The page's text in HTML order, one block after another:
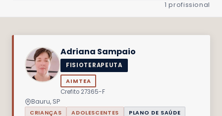
1 profissional
Adriana Sampaio
FISIOTERAPEUTA
AIMTEA
Crefito 27365-F
Bauru, SP
CRIANÇAS ADOLESCENTES PLANO DE SAÚDE